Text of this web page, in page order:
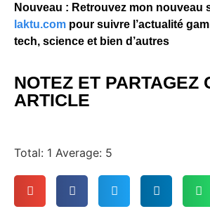
Nouveau : Retrouvez mon nouveau
laktu.com pour suivre l’actualité
tech, science et bien d’autres
NOTEZ ET PARTAGEZ
ARTICLE
Total: 1 Average: 5